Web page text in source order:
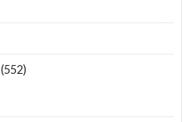
(552)